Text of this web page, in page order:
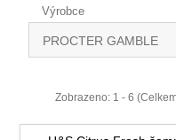
Výrobce
PROCTER GAMBLE
Zobrazeno: 1 - 6